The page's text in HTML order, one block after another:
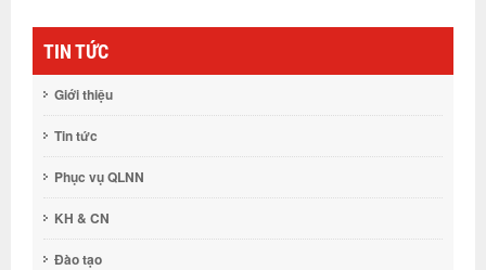
TIN TỨC
Giới thiệu
Tin tức
Phục vụ QLNN
KH & CN
Đào tạo